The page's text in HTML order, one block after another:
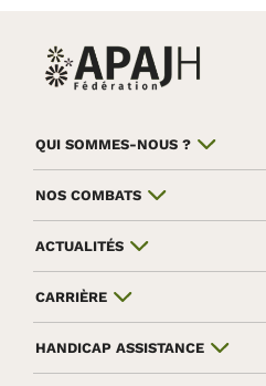
QUI SOMMES-NOUS ?
NOS COMBATS
ACTUALITÉS
CARRIÈRE
HANDICAP ASSISTANCE